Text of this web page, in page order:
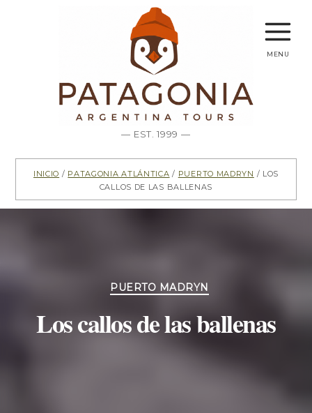
— EST. 1999 —
menu
Inicio / Patagonia Atlántica / Puerto Madryn / Los
callos de las ballenas
Categorías
PUERTO MADRYN
Los callos de las ballenas